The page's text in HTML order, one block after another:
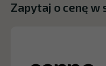
Zapytaj o cenę w